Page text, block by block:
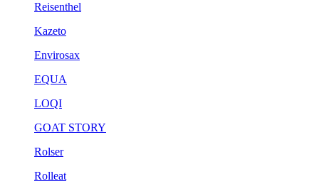
Reisenthel
Kazeto
Envirosax
EQUA
LOQI
GOAT STORY
Rolser
Rolleat